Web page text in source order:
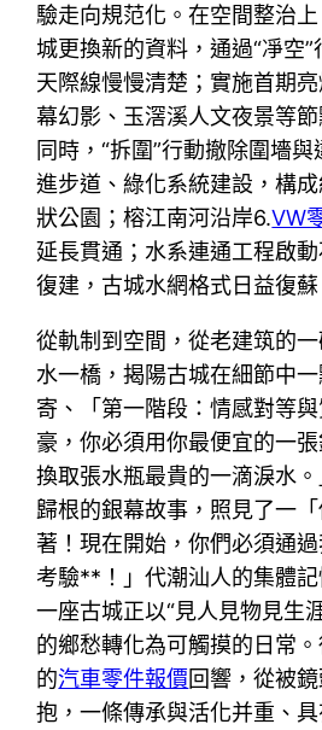
驗走向規范化。在空間整治
城更換新的資料，通過“凈空
天際線慢慢清楚；實施首期
幕幻影、玉滘溪人文夜景等
同時，“拆圍”行動撤除圍墻與
進步道、綠化系統建設，構
狀公園；榕江南河沿岸6.VW
延長貫通；水系連通工程啟
復建，古城水網格式日益復蘇
從軌制到空間，從老建筑的
水一橋，揭陽古城在細節中
寄、「第一階段：情感對等
豪，你必須用你最便宜的一
換取張水瓶最貴的一滴淚水
歸根的銀幕故事，照見了一
著！現在開始，你們必須通
考驗**！」代潮汕人的集體記
一座古城正以“見人見物見生
的鄉愁轉化為可觸摸的日常
的汽車零件報價回響，從被
抱，一條傳承與活化并重、